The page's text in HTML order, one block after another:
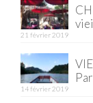
21 février 2019
14 février 2019